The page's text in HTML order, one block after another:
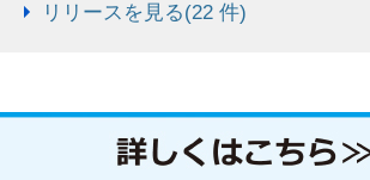
リリースを見る(22 件)